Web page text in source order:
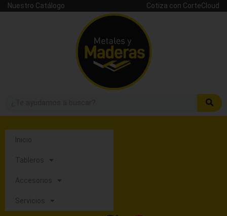
Nuestro Catálogo Cotiza con CorteCloud
Inicio
Tableros
Accesorios
Servicios